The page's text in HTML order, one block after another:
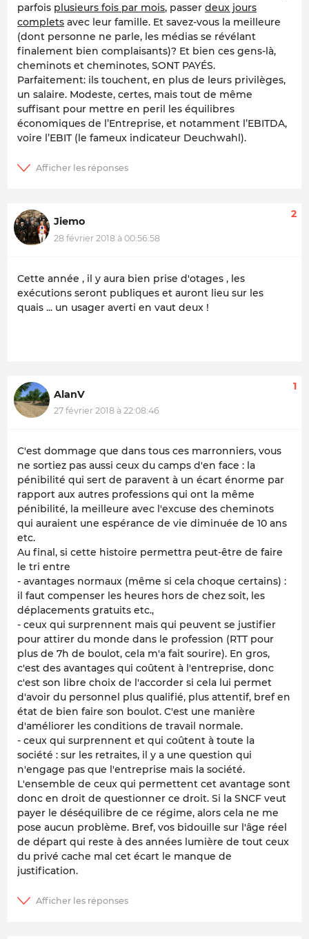
parfois plusieurs fois par mois, passer deux jours
complets avec leur famille. Et savez-vous la meilleure
(dont personne ne parle, les médias se révélant
finalement bien complaisants)? Et bien ces gens-là,
cheminots et cheminotes, SONT PAYÉS.
Parfaitement: ils touchent, en plus de leurs privilèges,
un salaire. Modeste, certes, mais tout de même
suffisant pour mettre en peril les équilibres
économiques de l’Entreprise, et notamment l’EBITDA,
voire l’EBIT (le fameux indicateur Deuchwahl).
Jiemo
28 février 2018 à 00:56:58
2
Cette année , il y aura bien prise d'otages , les
exécutions seront publiques et auront lieu sur les
quais ... un usager averti en vaut deux !
AlanV
27 février 2018 à 22:08:46
1
C'est dommage que dans tous ces marronniers, vous
ne sortiez pas aussi ceux du camps d'en face : la
pénibilité qui sert de paravent à un écart énorme par
rapport aux autres professions qui ont la même
pénibilité, la meilleure avec l'excuse des cheminots
qui auraient une espérance de vie diminuée de 10 ans
etc.
Au final, si cette histoire permettra peut-être de faire
le tri entre
- avantages normaux (même si cela choque certains) :
il faut compenser les heures hors de chez soit, les
déplacements gratuits etc.,
- ceux qui surprennent mais qui peuvent se justifier
pour attirer du monde dans le profession (RTT pour
plus de 7h de boulot, cela m'a fait sourire). En gros,
c'est des avantages qui coûtent à l'entreprise, donc
c'est son libre choix de l'accorder si cela lui permet
d'avoir du personnel plus qualifié, plus attentif, bref en
état de bien faire son boulot. C'est une manière
d'améliorer les conditions de travail normale.
- ceux qui surprennent et qui coûtent à toute la
société : sur les retraites, il y a une question qui
n'engage pas que l'entreprise mais la société.
L'ensemble de ceux qui permettent cet avantage sont
donc en droit de questionner ce droit. Si la SNCF veut
payer le déséquilibre de ce régime, alors cela ne me
pose aucun problème. Bref, vos bidouille sur l'âge réel
de départ qui reste à des années lumière de tout ceux
du privé cache mal cet écart le manque de
justification.